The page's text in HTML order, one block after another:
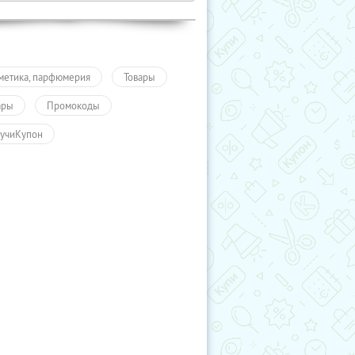
парфюмерия Товары
Промокоды